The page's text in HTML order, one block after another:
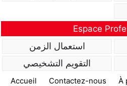
Espace
استعمال الزمن
التقويم التشخيصي
Accueil Contactez-nous À